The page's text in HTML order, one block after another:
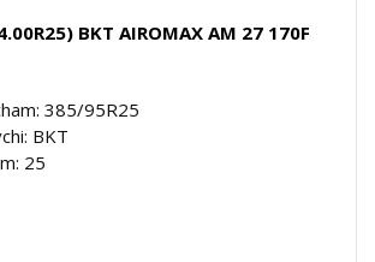
BKT AIROMAX AM 27 170F
385/95R25
BKT
25